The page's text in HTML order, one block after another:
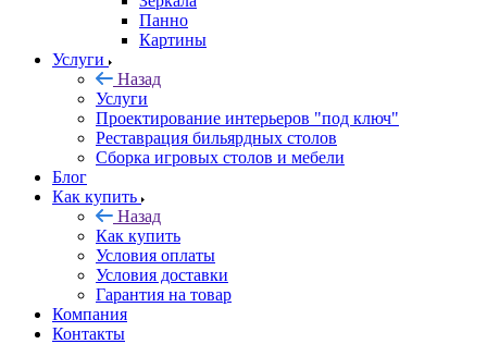
Панно
Картины
Услуги
Назад
Услуги
Проектирование интерьеров "под ключ"
Реставрация бильярдных столов
Сборка игровых столов и мебели
Блог
Как купить
Назад
Как купить
Условия оплаты
Условия доставки
Гарантия на товар
Компания
Контакты